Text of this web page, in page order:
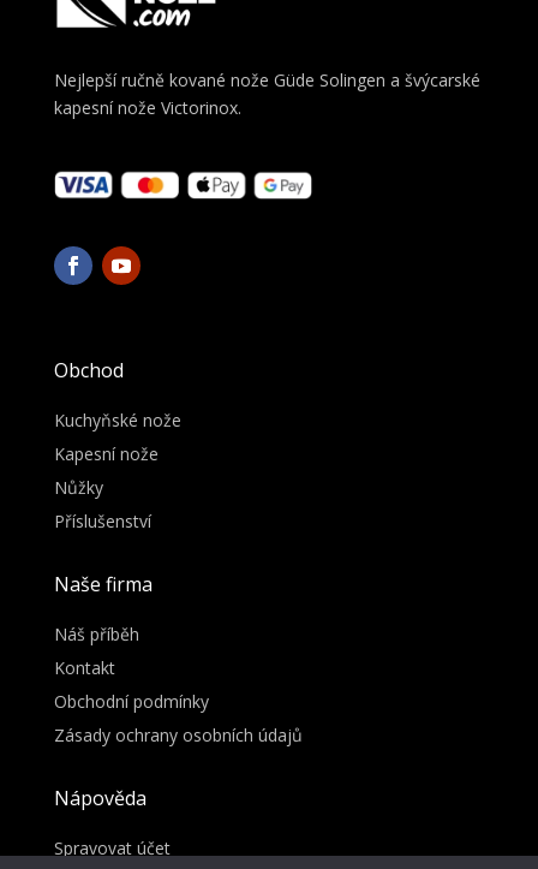
Nejlepší ručně kované nože Güde Solingen a švýcarské
kapesní nože Victorinox.
Obchod
Kuchyňské nože
Kapesní nože
Nůžky
Příslušenství
Naše firma
Náš příběh
Kontakt
Obchodní podmínky
Zásady ochrany osobních údajů
Nápověda
Spravovat účet